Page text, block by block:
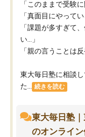
「このままで受験
「真面目にやって
「課題が多すぎて
い…」
「親の言うことは反
東大毎日塾に相談
た...
続きを読む
東大毎日塾
のオンライ